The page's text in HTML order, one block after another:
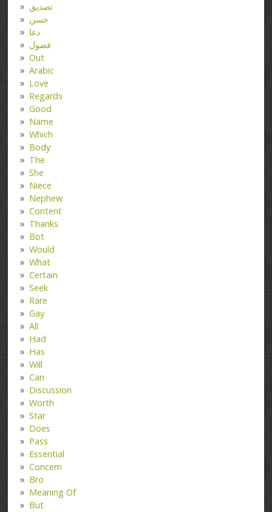
تصدیق
حسن
دعا
فضول
Out
Arabic
Love
Regards
Good
Name
Which
Body
The
She
Niece
Nephew
Content
Thanks
Bot
Would
What
Certain
Seek
Rare
Gay
All
Had
Has
Will
Can
Discussion
Worth
Star
Does
Pass
Essential
Concern
Bro
Meaning Of
But